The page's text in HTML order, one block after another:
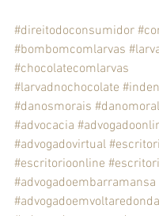
#direitodoconsumidor
#bombomcomlarvas
#chocolatecomlarvas
#larvadnochocolate
#danosmorais #danomoral
#advocacia
#advogadovirtual
#escritorioonline
#advogadoembarramansa
#advogadoemvoltaredonda